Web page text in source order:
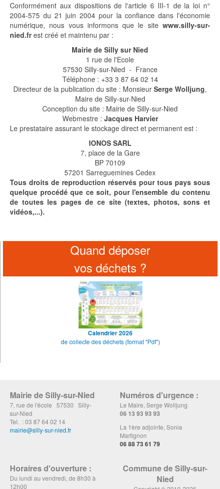
Conformément aux dispositions de l'article 6 III-1 de la loi n°
2004-575 du 21 juin 2004 pour la confiance dans l'économie
numérique, nous vous informons que le site www.silly-sur-
nied.frest créé et maintenu par :
Mairie de Silly sur Nied
1 rue de l'Ecole
57530 Silly-sur-Nied - France
Téléphone : +33 3 87 64 02 14
Directeur de la publication du site : Monsieur Serge Wolljung,
Maire de Silly-sur-Nied
Conception du site : Mairie de Silly-sur-Nied
Webmestre : Jacques Harvier
Le prestataire assurant le stockage direct et permanent est :
IONOS SARL
7, place de la Gare
BP 70109
57201 Sarreguemines Cedex
Tous droits de reproduction réservés pour tous pays sous
quelque procédé que ce soit, pour l'ensemble du contenu
de toutes les pages de ce site (textes, photos, sons et
vidéos,...).
Quand déposer
vos déchets ?
Calendrier 2026
de collecte des déchets (format "Pdf")
Mairie de Silly-sur-Nied
7, rue de l'école 57530 Silly-
sur-Nied
Tel. : 03 87 64 02 14
mairie@silly-sur-nied.fr
Numéros d'urgence :
Le Maire, Serge Wolljung
06 13 93 93 93
La 1ère adjointe, Sonia
Martignon
06 88 73 61 79
Horaires d'ouverture :
Du lundi au vendredi, de 8h30 à
12h00
Commune de Silly-sur-
Nied